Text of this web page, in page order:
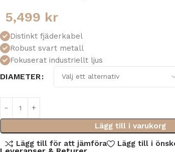
5,499 kr
Distinkt fjäderkabel
Robust svart metall
Fokuserat industriellt ljus
DIAMETER
Lägg till i varukorg
Lägg till för att jämföra
Lägg till i